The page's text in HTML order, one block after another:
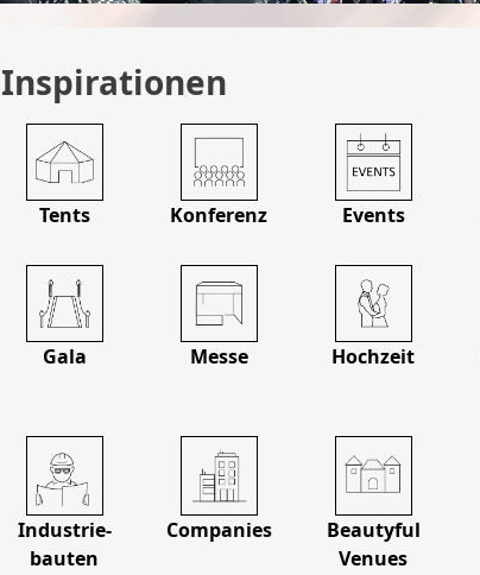
Inspirationen
Tents Konferenz Events
Gala Messe Hochzeit
Industrie­
bauten
Companies
Beautyful
Venues